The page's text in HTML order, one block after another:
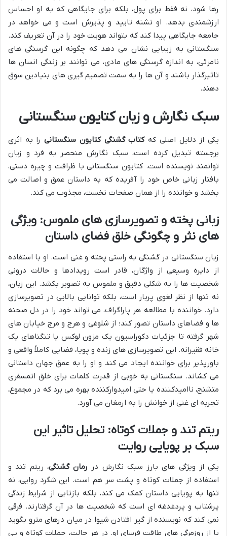
رها شود، نه فقط برای پول، بلکه برای جایگاهی که به او احساس
ارزشمندی بدهد. او تشنه تایید و پذیرش است و می خواهد در
جامعه جایگاهی پیدا کند که بتواند هویت خود را در آن تعریف کند.
سنگستانی به زیبایی نشان می دهد که چگونه این گرسنگی های
نامرئی، به اندازه گرسنگی های مادی، می توانند بر زندگی انسان ها
تاثیرگذار باشند و آن ها را به سمت تصمیم گیری های بنیادین سوق
دهند.
سبک نگارش و زبان کتایون سنگستانی
یکی از دلایل اصلی کهکتاب گشنگی کتایون سنگستانیرا به اثری
برجسته تبدیل کرده است، سبک نگارش منحصر به فرد و زبان
توانمند نویسنده است. کتایون سنگستانی با ظرافت و چیره دستی،
بافتار زبانی خاص خود را آفریده که به داستان عمق و اصالت می
بخشد و خواننده را از همان صفحات نخست، مجذوب می کند.
زبانی پخته و تصویرسازی های ملموس: ویژگی
های نثر و چگونگی خلق فضای داستان
زبان سنگستانی در گشنگی به راستی پخته و غنی است. او با استفاده
از دایره وسیعی از واژگان، قادر است رویدادها و حالات درونی
شخصیت ها را به شکلی دقیق و ملموس به تصویر بکشد. این زبان،
نه تنها از نظر لغوی پربار است، بلکه توانایی بالایی در تصویرسازی
دارد. خواننده با مطالعه هر پاراگراف، می تواند خود را در دل صحنه
ها و فضاهای داستان تصور کند؛ از شلوغی و هرج و مرج خیابان های
شهر گرفته تا جزئیات دکوراسیون یک مزون لوکس یا تنگناهای یک
خانه فقیرانه. این تصویرسازی های زنده و پویا، فضایی کاملاً واقعی و
باورپذیر برای خواننده ایجاد می کند و او را به عمق جهان داستانی
می کشاند. سنگستانی به خوبی از قدرت کلمات برای خلق اتمسفری
متشنج، ناامیدکننده یا حتی امیدوارکننده بهره می برد که در مجموع،
تجربه ای غنی از خوانش را به ارمغان می آورد.
ریتم تند و جملات کوتاه: تحلیل تاثیر این
سبک بر پویایی روایت
یکی از ویژگی های بارز سبک نگارش در رمان گشنگی، ریتم تند و
استفاده از جملات کوتاه و پشت سر هم است. این شگرد روایی، نه
تنها به پویایی داستان کمک می کند، بلکه بازتابی از شرایط زندگی
پرشتاب و پردغدغه ای است که شخصیت ها در آن گرفتارند. فرقی
نمی کند که نویسنده از گیر افتادن شیوا در میان درهای مترو بگوید
یا از روزمرگی های طاقت فرسای او. در هر حالت، جملات کوتاه و پی